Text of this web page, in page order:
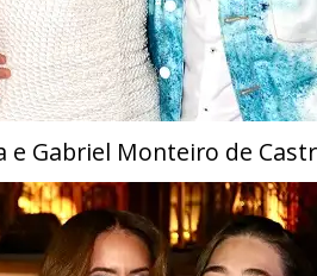
e Gabriel Monteiro de